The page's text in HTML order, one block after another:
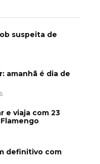
suspeita de
amanhã é dia de
e viaja com 23
definitivo com